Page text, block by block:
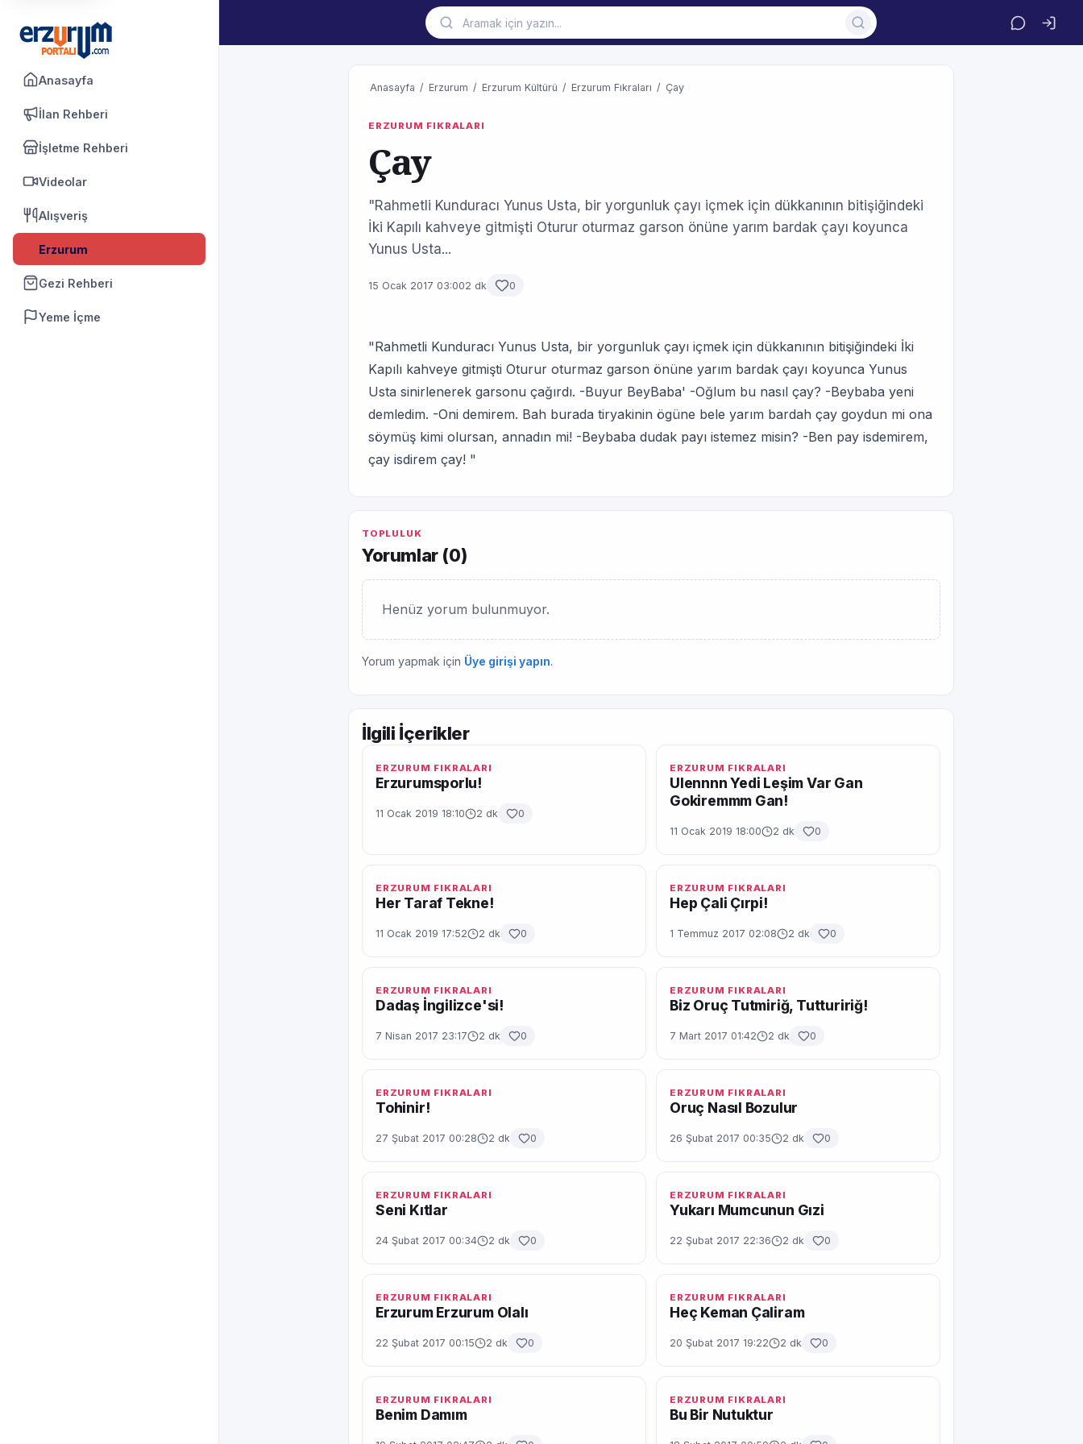
Anasayfa
İlan Rehberi
İşletme Rehberi
Videolar
Alışveriş
Erzurum
Gezi Rehberi
Yeme İçme
Anasayfa / Erzurum / Erzurum Kültürü / Erzurum Fıkraları / Çay
ERZURUM FIKRALARI
Çay
"Rahmetli Kunduracı Yunus Usta, bir yorgunluk çayı içmek için dükkanının bitişiğindeki
İki Kapılı kahveye gitmişti Oturur oturmaz garson önüne yarım bardak çayı koyunca
Yunus Usta...
15 Ocak 2017 03:002 dk 0
"Rahmetli Kunduracı Yunus Usta, bir yorgunluk çayı içmek için dükkanının bitişiğindeki İki
Kapılı kahveye gitmişti Oturur oturmaz garson önüne yarım bardak çayı koyunca Yunus
Usta sinirlenerek garsonu çağırdı. -Buyur BeyBaba' -Oğlum bu nasıl çay? -Beybaba yeni
demledim. -Oni demirem. Bah burada tiryakinin ögüne bele yarım bardah çay goydun mi ona
söymüş kimi olursan, annadın mi! -Beybaba dudak payı istemez misin? -Ben pay isdemirem,
çay isdirem çay! "
TOPLULUK
Yorumlar (0)
Henüz yorum bulunmuyor.
Yorum yapmak için Üye girişi yapın.
İlgili İçerikler
ERZURUM FIKRALARI
Erzurumsporlu!
11 Ocak 2019 18:10 2 dk 0
ERZURUM FIKRALARI
Ulennnn Yedi Leşim Var Gan
Gokiremmm Gan!
11 Ocak 2019 18:00 2 dk 0
ERZURUM FIKRALARI
Her Taraf Tekne!
11 Ocak 2019 17:52 2 dk 0
ERZURUM FIKRALARI
Hep Çali Çırpi!
1 Temmuz 2017 02:08 2 dk 0
ERZURUM FIKRALARI
Dadaş İngilizce'si!
7 Nisan 2017 23:17 2 dk 0
ERZURUM FIKRALARI
Biz Oruç Tutmiriğ, Tuttuririğ!
7 Mart 2017 01:42 2 dk 0
ERZURUM FIKRALARI
Tohinir!
27 Şubat 2017 00:28 2 dk 0
ERZURUM FIKRALARI
Oruç Nasıl Bozulur
26 Şubat 2017 00:35 2 dk 0
ERZURUM FIKRALARI
Seni Kıtlar
24 Şubat 2017 00:34 2 dk 0
ERZURUM FIKRALARI
Yukarı Mumcunun Gızi
22 Şubat 2017 22:36 2 dk 0
ERZURUM FIKRALARI
Erzurum Erzurum Olalı
22 Şubat 2017 00:15 2 dk 0
ERZURUM FIKRALARI
Heç Keman Çaliram
20 Şubat 2017 19:22 2 dk 0
ERZURUM FIKRALARI
Benim Damım
ERZURUM FIKRALARI
Bu Bir Nutuktur